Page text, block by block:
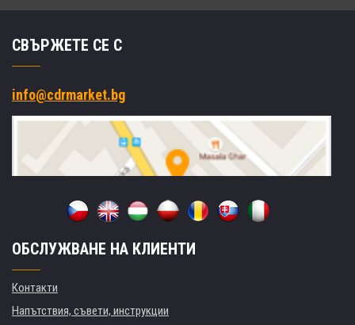
СВЪРЖЕТЕ СЕ С
info@cdrmarket.bg
ОБСЛУЖВАНЕ НА КЛИЕНТИ
Контакти
Напътствия, съвети, инструкции